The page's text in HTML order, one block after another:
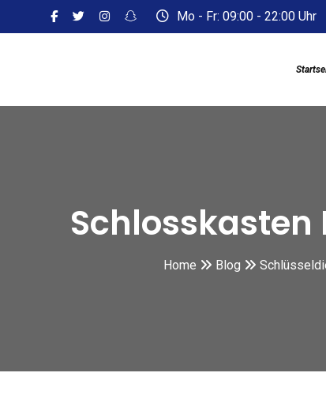
to
Mo - Fr: 09:00 - 22:00 Uhr
Home Blog